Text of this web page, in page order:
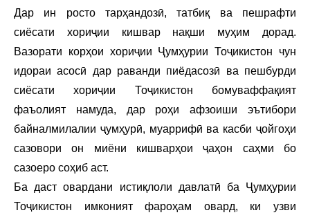
Дар ин росто тарҳандозӣ, татбиқ ва пешрафти
сиёсати хориҷии кишвар нақши муҳим дорад.
Вазорати корҳои хориҷии Ҷумҳурии Тоҷикистон чун
идораи асосӣ дар раванди пиёдасозӣ ва пешбурди
сиёсати хориҷии Тоҷикистон бомуваффақият
фаъолият намуда, дар роҳи афзоиши эътибори
байналмилалии ҷумҳурӣ, муаррифӣ ва касби ҷойгоҳи
сазовори он миёни кишварҳои ҷаҳон саҳми бо
сазоеро соҳиб аст.
Ба даст овардани истиқлоли давлатӣ ба Ҷумҳурии
Тоҷикистон имконият фароҳам овард, ки узви